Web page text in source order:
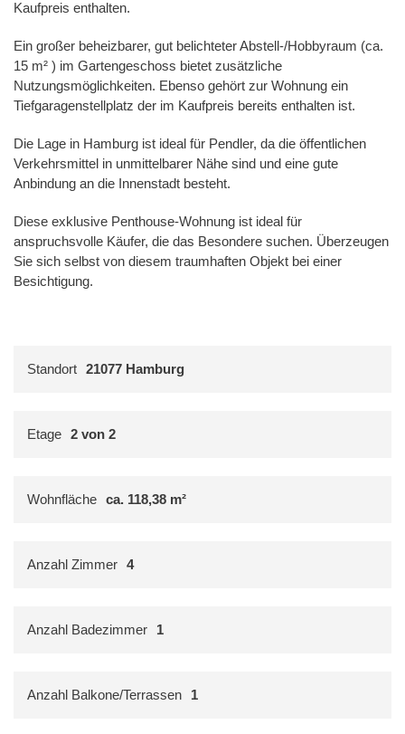
Kaufpreis enthalten.
Ein großer beheizbarer, gut belichteter Abstell-/Hobbyraum (ca.
15 m² ) im Gartengeschoss bietet zusätzliche
Nutzungsmöglichkeiten. Ebenso gehört zur Wohnung ein
Tiefgaragenstellplatz der im Kaufpreis bereits enthalten ist.
Die Lage in Hamburg ist ideal für Pendler, da die öffentlichen
Verkehrsmittel in unmittelbarer Nähe sind und eine gute
Anbindung an die Innenstadt besteht.
Diese exklusive Penthouse-Wohnung ist ideal für
anspruchsvolle Käufer, die das Besondere suchen. Überzeugen
Sie sich selbst von diesem traumhaften Objekt bei einer
Besichtigung.
Standort 21077 Hamburg
Etage 2 von 2
Wohnfläche ca. 118,38 m²
Anzahl Zimmer 4
Anzahl Badezimmer 1
Anzahl Balkone/Terrassen 1